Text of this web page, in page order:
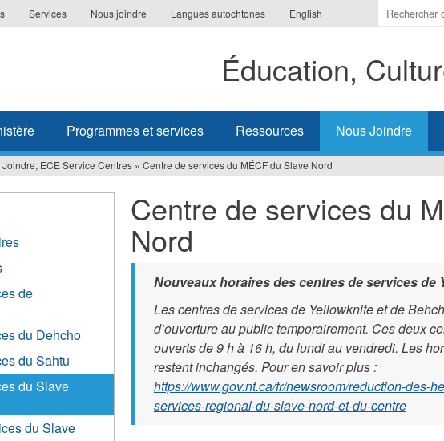
Services Nous joindre Langues autochtones English
Indiquer
les
à
rechercher
Éducation,
Programmes et services Ressources Nous Joindre
Joindre, ECE Service Centres » Centre de services du MÉCF du Slave Nord
Centre de services du
Nord
Nouveaux horaires des centres de services de
Les centres de services de Yellowknife et de
d’ouverture au public temporairement. Ces deux
ouverts de 9 h à 16 h, du lundi au vendredi. Les
restent inchangés. Pour en savoir plus :
https://www.gov.nt.ca/fr/newsroom/reduction-des-
services-regional-du-slave-nord-et-du-centre
de
du Dehcho
du Sahtu
du Slave
du Slave